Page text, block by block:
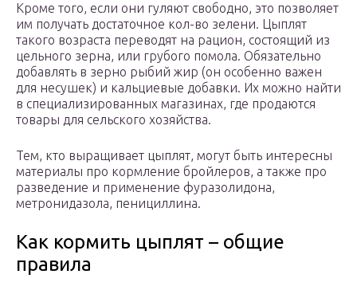
Кроме того, если они гуляют свободно, это позволяет
им получать достаточное кол-во зелени. Цыплят
такого возраста переводят на рацион, состоящий из
цельного зерна, или грубого помола. Обязательно
добавлять в зерно рыбий жир (он особенно важен
для несушек) и кальциевые добавки. Их можно найти
в специализированных магазинах, где продаются
товары для сельского хозяйства.
Тем, кто выращивает цыплят, могут быть интересны
материалы про кормление бройлеров, а также про
разведение и применение фуразолидона,
метронидазола, пенициллина.
Как кормить цыплят – общие
правила